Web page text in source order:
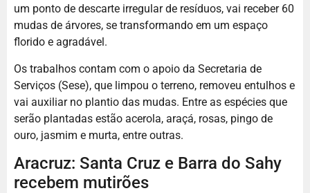
um ponto de descarte irregular de resíduos, vai receber 60
mudas de árvores, se transformando em um espaço
florido e agradável.
Os trabalhos contam com o apoio da Secretaria de
Serviços (Sese), que limpou o terreno, removeu entulhos e
vai auxiliar no plantio das mudas. Entre as espécies que
serão plantadas estão acerola, araçá, rosas, pingo de
ouro, jasmim e murta, entre outras.
Aracruz: Santa Cruz e Barra do Sahy
recebem mutirões